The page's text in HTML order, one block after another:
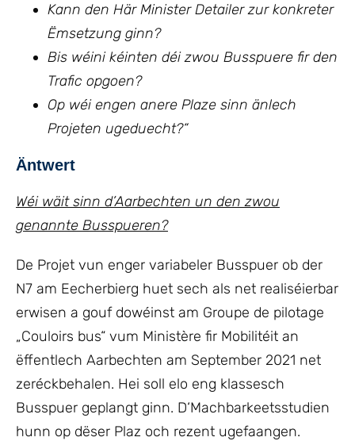
Kann den Här Minister Detailer zur konkreter
Ëmsetzung ginn?
Bis wéini kéinten déi zwou Busspuere fir den
Trafic opgoen?
Op wéi engen anere Plaze sinn änlech
Projeten ugeduecht?“
Äntwert
Wéi wäit sinn d’Aarbechten un den zwou
genannte Busspueren?
De Projet vun enger variabeler Busspuer ob der
N7 am Eecherbierg huet sech als net realiséierbar
erwisen a gouf dowéinst am Groupe de pilotage
„Couloirs bus“ vum Ministère fir Mobilitéit an
ëffentlech Aarbechten am September 2021 net
zeréckbehalen. Hei soll elo eng klassesch
Busspuer geplangt ginn. D‘Machbarkeetsstudien
hunn op dëser Plaz och rezent ugefaangen.